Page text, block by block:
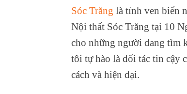
Sóc Trăng là tỉnh ven biển
Nội thất Sóc Trăng tại 10
cho những người đang tìm
tôi tự hào là đối tác tin cậy
cách và hiện đại.